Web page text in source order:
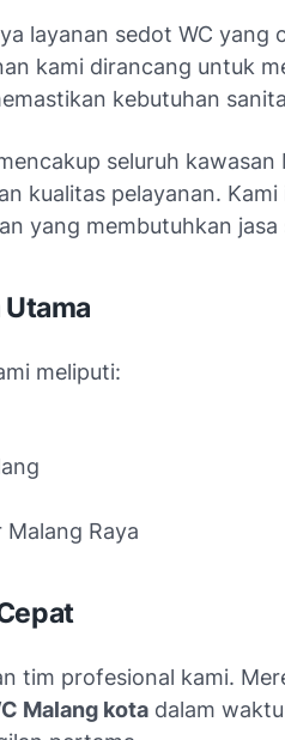
layanan sedot WC yang
kami dirancang untuk
kebutuhan
seluruh kawasan
kualitas pelayanan.
yang membutuhkan jasa
Utama
meliputi:
Raya
tim profesional kami.
Malang kota dalam